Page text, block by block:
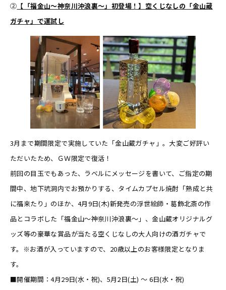
② 【「福金山～神奈川沖浪裏～」初登場！】空くじなしの「金山蔵
ガチャ」で運試し
3月まで期間限定で実施していた「金山蔵ガチャ」。大変ご好評い
ただいたため、ＧＷ限定で復活！
前回の目玉でもあった、ラベルにメッセージを書いて、ご指定の期
間中、地下坑洞内でお預かりする、タイムカプセル焼酎「熟成と共
に福来たり」のほか、4月9日(木)新発売の浮世絵師・葛飾北斎の作
品とコラボした「福金山～神奈川沖浪裏～」、金山蔵オリジナルグ
ッズ等の豪華な賞品が当たる空くじなしの大人向けの酒ガチャで
す。※お酒が入っていますので、20歳以上のお客様限定となりま
す。
■開催期間：4月29日(水・祝)、5月2日(土) ～ 6日(水・祝)